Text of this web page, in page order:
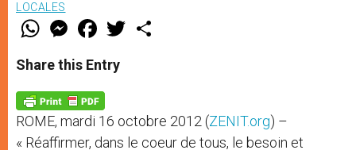
LOCALES
W
t
s
p
p
M
e
s
e
g
e
r
F
a
e
b
o
k
w
Share this Entry
ROME, mardi 16 octobre 2012 (ZENIT.org) –
« Réaffirmer, dans le coeur de tous, le besoin et